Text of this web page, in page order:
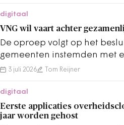
digitaal
VNG wil vaart achter
De oproep volgt op het
gemeenten instemden met
aanpak voor AI, cloud en
3 juli 2026 Tom Reijner
digitaal
Eerste applicaties
jaar worden gehost